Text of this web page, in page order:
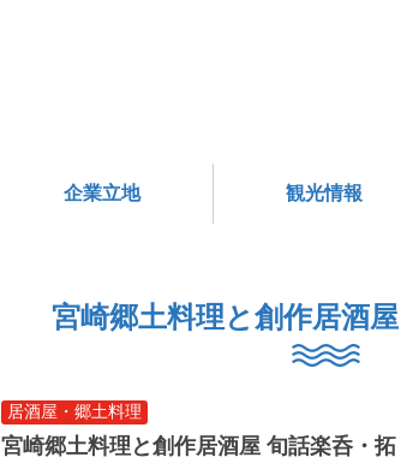
企業立地 観光情報
宮崎郷土料理と創作居酒
居酒屋・郷土料理
宮崎郷土料理と創作居酒屋 旬話楽呑・拓